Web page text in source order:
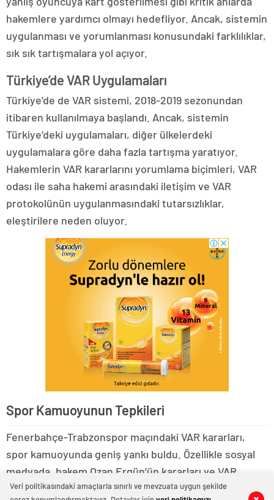
hakemlere yardımcı olmayı hedefliyor. Ancak, sistemin
uygulanması ve yorumlanması konusundaki farklılıklar,
sık sık tartışmalara yol açıyor.
Türkiye’de VAR Uygulamaları
Türkiye’de de VAR sistemi, 2018-2019 sezonundan
itibaren kullanılmaya başlandı. Ancak, sistemin
Türkiye’deki uygulamaları, diğer ülkelerdeki
uygulamalara göre daha fazla tartışma yaratıyor.
Hakemlerin VAR kararlarını yorumlama biçimleri, VAR
odası ile saha hakemi arasındaki iletişim ve VAR
protokolünün uygulanmasındaki tutarsızlıklar,
eleştirilere neden oluyor.
Spor Kamuoyunun Tepkileri
Fenerbahçe-Trabzonspor maçındaki VAR kararları,
spor kamuoyunda geniş yankı buldu. Özellikle sosyal
medyada, hakem Ozan Ergün’ün kararları ve VAR
sisteminin işleyişi hakkında çok sayıda yorum yapıldı.
Veri politikasındaki amaçlarla sınırlı ve mevzuata uygun şekilde